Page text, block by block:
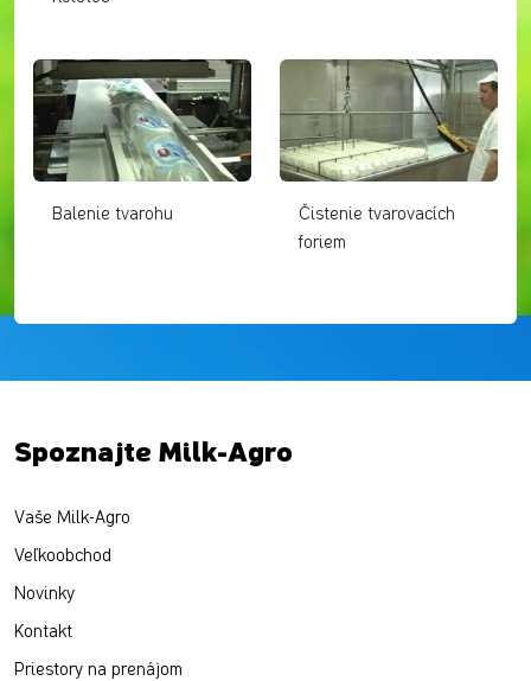
Balenie tvarohu
Čistenie tvarovacích
foriem
Spoznajte Milk-Agro
Vaše Milk-Agro
Veľkoobchod
Novinky
Kontakt
Priestory na prenájom